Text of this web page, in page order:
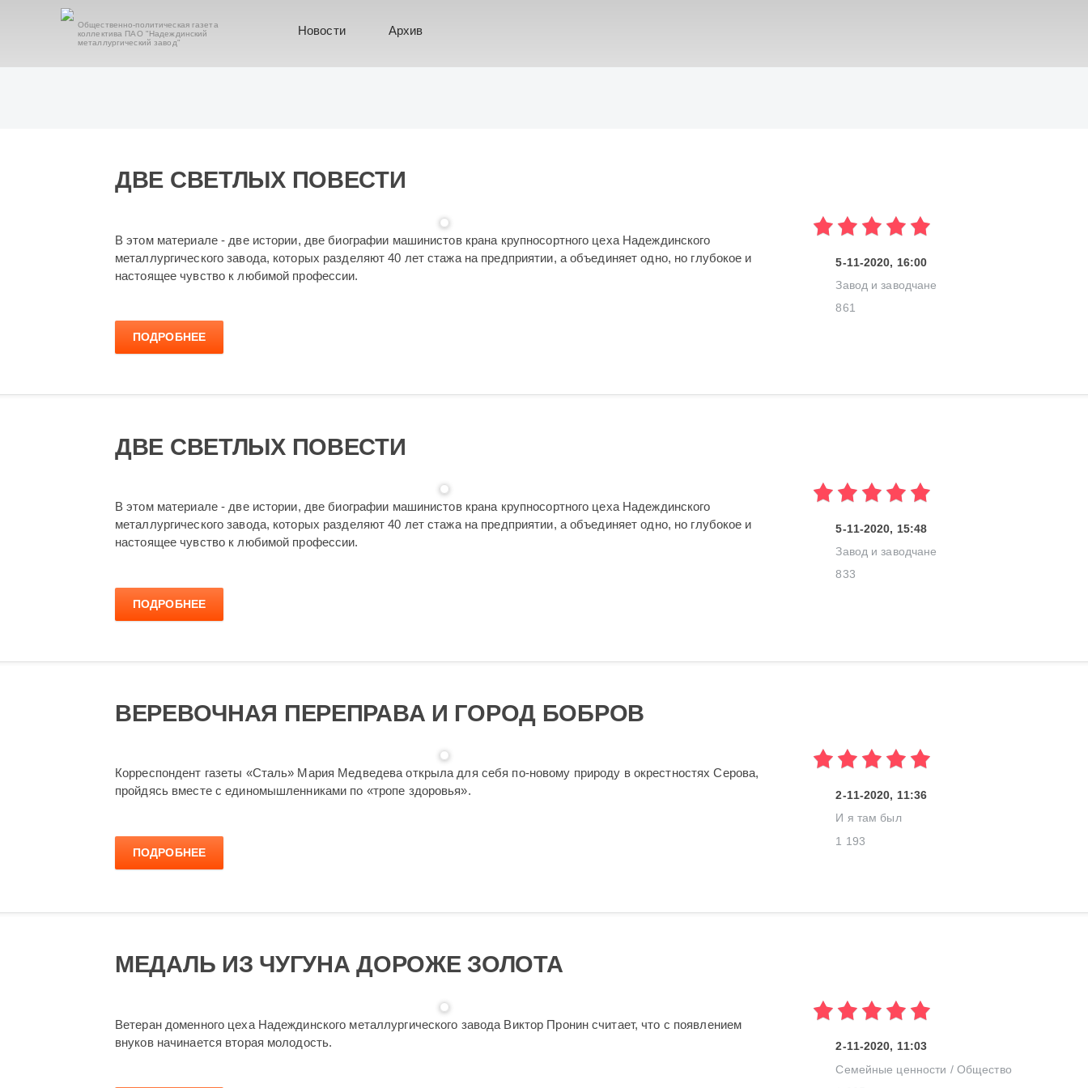
Общественно-политическая газета
коллектива ПАО "Надеждинский
металлургический завод"
Новости Архив
ДВЕ СВЕТЛЫХ ПОВЕСТИ
5-11-2020, 16:00
Завод и заводчане
861
В этом материале - две истории, две биографии машинистов крана крупносортного цеха Надеждинского
металлургического завода, которых разделяют 40 лет стажа на предприятии, а объединяет одно, но глубокое и
настоящее чувство к любимой профессии.
ПОДРОБНЕЕ
ДВЕ СВЕТЛЫХ ПОВЕСТИ
5-11-2020, 15:48
Завод и заводчане
833
В этом материале - две истории, две биографии машинистов крана крупносортного цеха Надеждинского
металлургического завода, которых разделяют 40 лет стажа на предприятии, а объединяет одно, но глубокое и
настоящее чувство к любимой профессии.
ПОДРОБНЕЕ
ВЕРЕВОЧНАЯ ПЕРЕПРАВА И ГОРОД БОБРОВ
2-11-2020, 11:36
И я там был
1 193
Корреспондент газеты «Сталь» Мария Медведева открыла для себя по-новому природу в окрестностях Серова,
пройдясь вместе с единомышленниками по «тропе здоровья».
ПОДРОБНЕЕ
МЕДАЛЬ ИЗ ЧУГУНА ДОРОЖЕ ЗОЛОТА
2-11-2020, 11:03
Семейные ценности / Общество
Ветеран доменного цеха Надеждинского металлургического завода Виктор Пронин считает, что с появлением
внуков начинается вторая молодость.